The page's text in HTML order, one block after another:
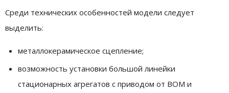
Среди технических особенностей модели следует
выделить:
металлокерамическое сцепление;
возможность установки большой линейки
стационарных агрегатов с приводом от ВОМ и